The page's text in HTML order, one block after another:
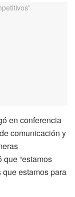
en conferencia
comunicación y
“estamos
estamos para